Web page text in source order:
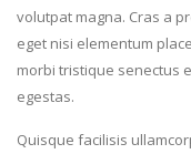
volutpat magna. Cras a
eget nisi elementum
morbi tristique senectus
egestas.
Quisque facilisis